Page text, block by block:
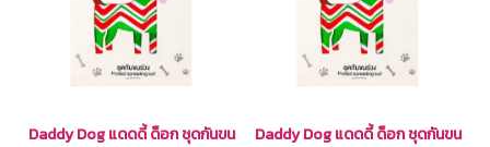
Daddy Dog แดดดี้ ด็อก ชุดกันขน
Daddy Dog แดดดี้ ด็อก ชุดกันขน